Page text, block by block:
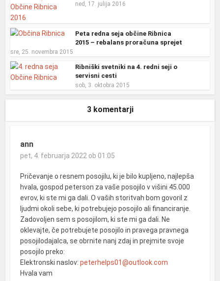
ned, 17. julija 2016
Peta redna seja občine Ribnica
2015 – rebalans proračuna sprejet
sre, 25. novembra 2015
Ribniški svetniki na 4. redni seji o
servisni cesti
sob, 3. oktobra 2015
3 komentarji
ann
pet, 4. februarja 2022 ob 01:05
Pričevanje o resnem posojilu, ki je bilo kupljeno, najlepša
hvala, gospod peterson za vaše posojilo v višini 45.000
evrov, ki ste mi ga dali. O vaših storitvah bom govoril z
ljudmi okoli sebe, ki potrebujejo posojilo ali financiranje.
Zadovoljen sem s posojilom, ki ste mi ga dali. Ne
oklevajte, če potrebujete posojilo in pravega pravnega
posojilodajalca, se obrnite nanj zdaj in prejmite svoje
posojilo preko:
Elektronski naslov:peterhelps01@outlook.com
Hvala vam